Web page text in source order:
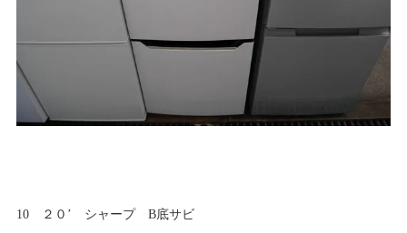
10 ２０’ シャープ B底サビ